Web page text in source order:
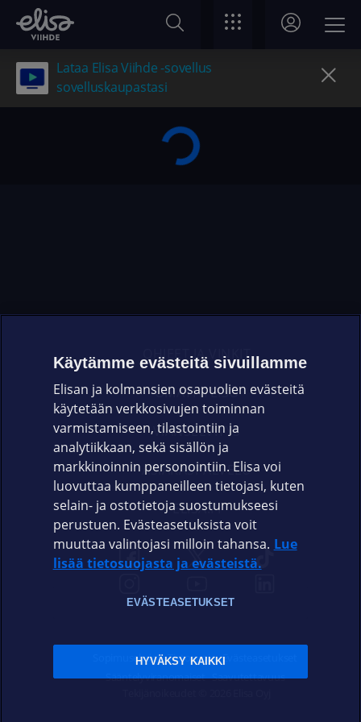
Lataa Elisa Viihde -sovellus
sovelluskaupastasi
OHJEET JA VINKIT
OMAYHTEISÖ
VIANSELVITYS
ASIAKASPALVELU
ELISA.FI
Sopimusehdot Tietosuoja Evästeasetukset
Sääntelyviranomaiset Saavutettavuus
Käytämme evästeitä sivuillamme
Elisan ja kolmansien osapuolien evästeitä
käytetään verkkosivujen toiminnan
varmistamiseen, tilastointiin ja
analytiikkaan, sekä sisällön ja
markkinoinnin personointiin. Elisa voi
luovuttaa kumppaneilleen tietojasi, kuten
selain- ja ostotietoja suostumukseesi
perustuen. Evästeasetuksista voit
muuttaa valintojasi milloin tahansa. Lue
lisää tietosuojasta ja evästeistä.
EVÄSTEASETUKSET
HYVÄKSY KAIKKI